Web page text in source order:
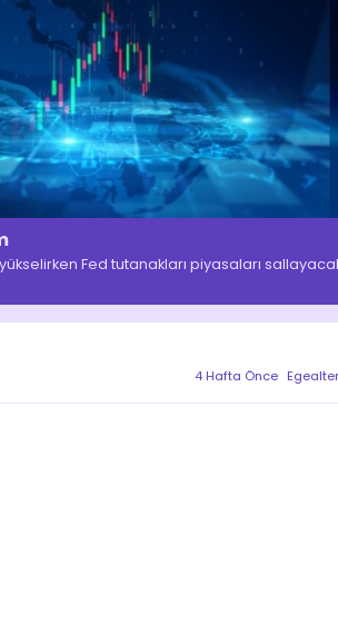
Fed tutanakları piyasaları
4 Hafta Önce